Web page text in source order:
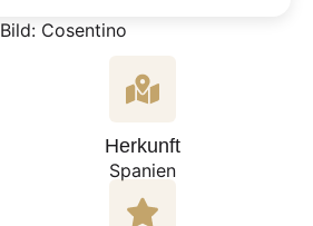
Bild: Cosentino
Herkunft
Spanien